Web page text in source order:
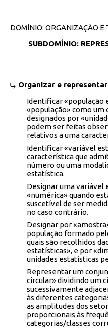
DOMÍNIO: ORGANIZAÇÃO
SUBDOMÍNIO:
Organizar e
Identificar «população
«população» como
designados por
podem ser feitas
relativos a uma
Identificar «variável
característica que
número ou uma
estatística.
Designar uma
«numérica» quando
suscetível de ser
no caso contrário.
Designar por
população formado
quais são recolhidos
estatísticas», e por
unidades estatísticas
Representar um
circular» dividindo um
sucessivamente
às diferentes
as amplitudes dos
proporcionais às
categorias/classes